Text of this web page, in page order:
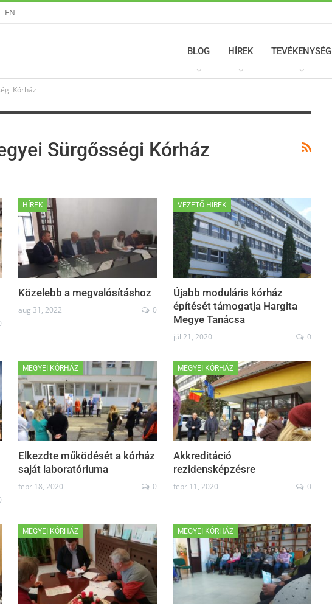
EN
BLOG HÍREK TEVÉKENYSÉG
Kórház
Sürgősségi Kórház
HÍREK
Közelebb a megvalósításhoz
aug 31, 2022 0
VEZETŐ HÍREK
Újabb moduláris kórház
építését támogatja Hargita
Megye Tanácsa
júl 21, 2020 0
MEGYEI KÓRHÁZ
Elkezdte működését a kórház
saját laboratóriuma
febr 18, 2020 0
MEGYEI KÓRHÁZ
Akkreditáció
rezidensképzésre
febr 11, 2020 0
MEGYEI KÓRHÁZ MEGYEI KÓRHÁZ